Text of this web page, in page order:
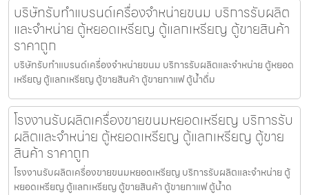
บริษัทรับทำแบรนด์เครื่องจำหน่ายขนม บริการรับผลิต
และจำหน่าย ตู้หยอดเหรียญ ตู้แลกเหรียญ ตู้ขายสินค้า
ราคาถูก
บริษัทรับทำแบรนด์เครื่องจำหน่ายขนม บริการรับผลิตและจำหน่าย ตู้หยอด
เหรียญ ตู้แลกเหรียญ ตู้ขายสินค้า ตู้ขายกาแฟ ตู้น้ำดื่ม
โรงงานรับผลิตเครื่องขายขนมหยอดเหรียญ​ บริการรับ
ผลิตและจำหน่าย ตู้หยอดเหรียญ ตู้แลกเหรียญ ตู้ขาย
สินค้า ราคาถูก
โรงงานรับผลิตเครื่องขายขนมหยอดเหรียญ​ บริการรับผลิตและจำหน่าย ตู้
หยอดเหรียญ ตู้แลกเหรียญ ตู้ขายสินค้า ตู้ขายกาแฟ ตู้น้ำด